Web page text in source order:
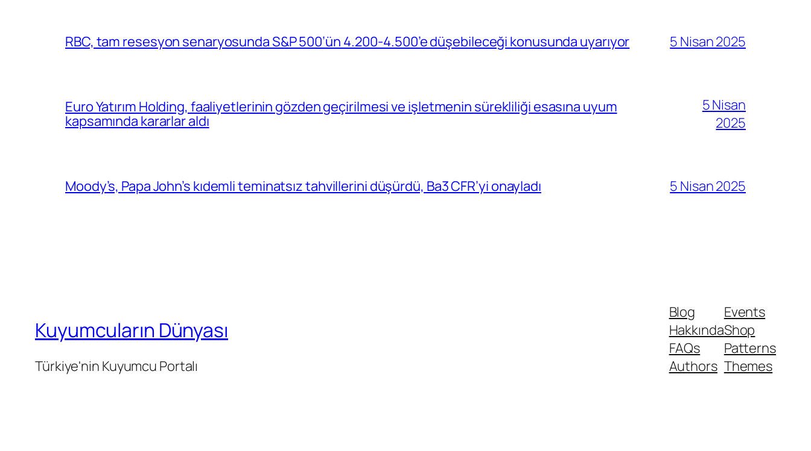
RBC, tam resesyon senaryosunda S&P 500’ün 4.200-4.500’e düşebileceği konusunda uyarıyor 5 Nisan 2025
Euro Yatırım Holding, faaliyetlerinin gözden geçirilmesi ve işletmenin sürekliliği esasına uyum
kapsamında kararlar aldı
5 Nisan
2025
Moody’s, Papa John’s kıdemli teminatsız tahvillerini düşürdü, Ba3 CFR’yi onayladı 5 Nisan 2025
Kuyumcuların Dünyası
Türkiye'nin Kuyumcu Portalı
Blog
Hakkında
FAQs
Authors
Events
Shop
Patterns
Themes